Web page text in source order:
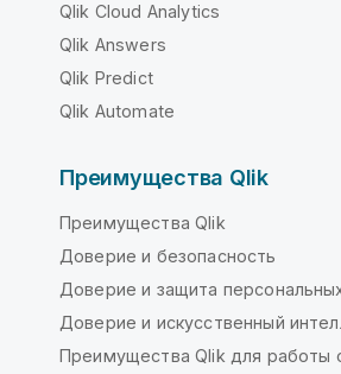
Qlik Cloud Analytics
Qlik Answers
Qlik Predict
Qlik Automate
Преимущества Qlik
Преимущества Qlik
Доверие и безопасность
Доверие и защита
Доверие и искусственный
Преимущества Qlik для работы